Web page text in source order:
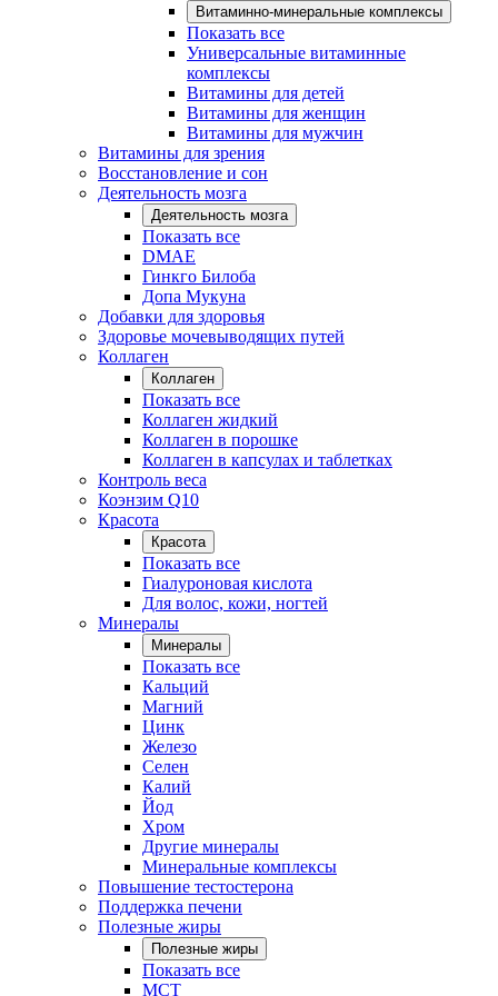
Витаминно-минеральные комплексы
Показать все
Универсальные витаминные
комплексы
Витамины для детей
Витамины для женщин
Витамины для мужчин
Витамины для зрения
Восстановление и сон
Деятельность мозга
Деятельность мозга
Показать все
DMAE
Гинкго Билоба
Допа Мукуна
Добавки для здоровья
Здоровье мочевыводящих путей
Коллаген
Коллаген
Показать все
Коллаген жидкий
Коллаген в порошке
Коллаген в капсулах и таблетках
Контроль веса
Коэнзим Q10
Красота
Красота
Показать все
Гиалуроновая кислота
Для волос, кожи, ногтей
Минералы
Минералы
Показать все
Кальций
Магний
Цинк
Железо
Селен
Калий
Йод
Хром
Другие минералы
Минеральные комплексы
Повышение тестостерона
Поддержка печени
Полезные жиры
Полезные жиры
Показать все
MCT